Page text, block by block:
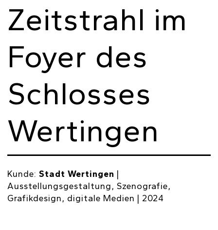
Zeitstrahl im
Foyer des
Schlosses
Wertingen
Kunde: Stadt Wertingen |
Ausstellungsgestaltung, Szenografie,
Grafikdesign, digitale Medien | 2024